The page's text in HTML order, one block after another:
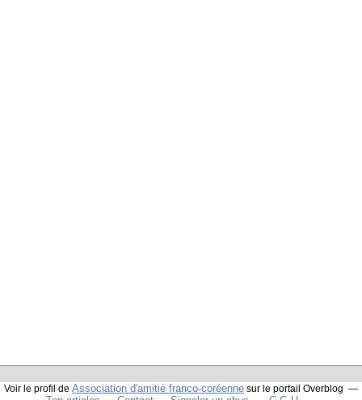
Voir le profil de Association d'amitié franco-coréenne sur le portail Overblog